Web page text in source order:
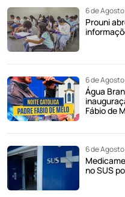
6 de
Prouni
6 de
Água
Fábio de
6 de
no SUS